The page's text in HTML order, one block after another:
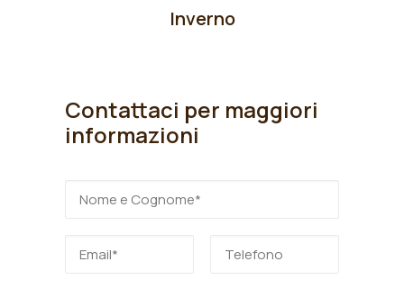
Inverno
Contattaci per maggiori
informazioni